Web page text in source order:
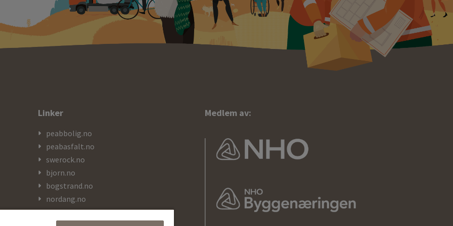
Linker
peabbolig.no
peabasfalt.no
swerock.no
bjorn.no
bogstrand.no
nordang.no
kranor.no
Medlem av: